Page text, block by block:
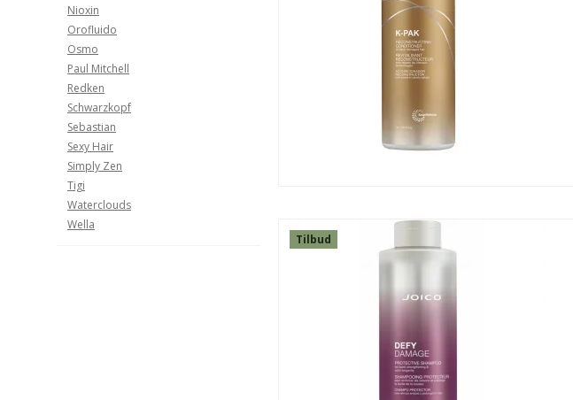
Nioxin
Orofluido
Osmo
Paul Mitchell
Redken
Schwarzkopf
Sebastian
Sexy Hair
Simply Zen
Tigi
Waterclouds
Wella
Tilbud